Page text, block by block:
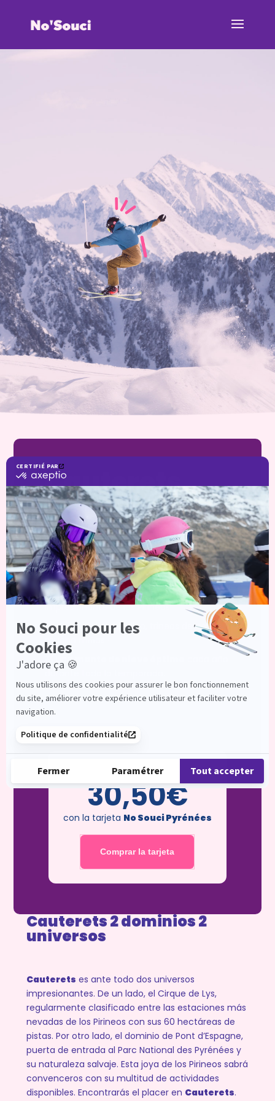
Cauterets
24pistas accesibles a los principiantes y a
los más experimentados
Un dominio esquiable extendido sobre más
de60 hectáreas
ElPont d’Espagne: un dominio
impresionante de los Pirineos
Esquí alpino, nórdico, trineos de perros y
mucho mḿas !
Unamanto de nieve óptimo
durante toda la temporada.
a partir de
30,50€
con la tarjeta No Souci Pyrénées
Comprar la tarjeta
Cauterets 2 dominios2
universos
Cauterets es ante todo dos universos
impresionantes. De un lado, el Cirque de Lys,
regularmente clasificado entre las estaciones más
nevadas de los Pirineos con sus 60 hectáreas de
pistas. Por otro lado, el dominio de Pont d’Espagne,
puerta de entrada al Parc National des Pyrénées y
su naturaleza salvaje. Esta joya de los Pirineos sabrá
convenceros con su multitud de actividades
disponibles. Encontrarás el placer en Cauterets.